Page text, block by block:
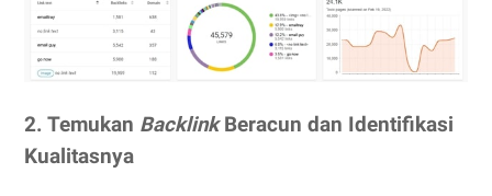
2. Temukan BacklinkBeracun dan Identifikasi
Kualitasnya